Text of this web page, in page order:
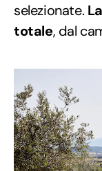
selezionate.
totale, dal